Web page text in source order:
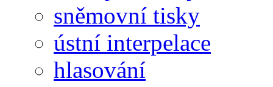
sněmovní tisky
ústní interpelace
hlasování